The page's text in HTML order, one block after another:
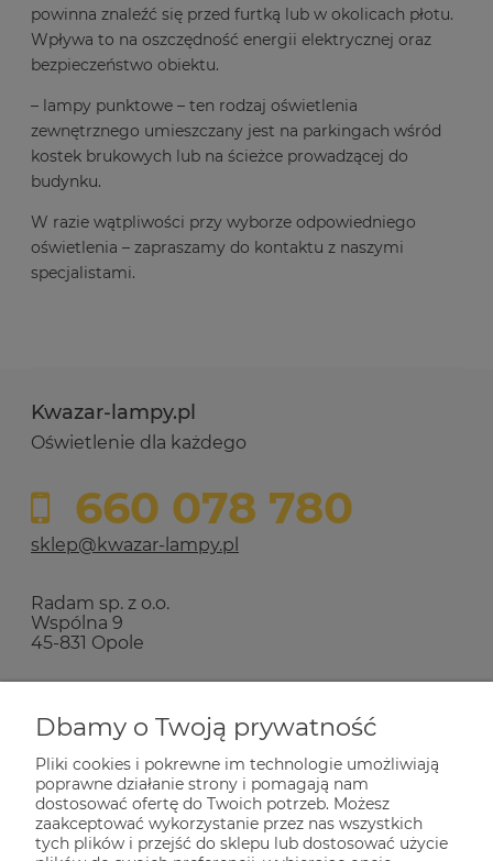
powinna znaleźć się przed furtką lub w okolicach płotu.
Wpływa to na oszczędność energii elektrycznej oraz
bezpieczeństwo obiektu.
– lampy punktowe – ten rodzaj oświetlenia
zewnętrznego umieszczany jest na parkingach wśród
kostek brukowych lub na ścieżce prowadzącej do
budynku.
W razie wątpliwości przy wyborze odpowiedniego
oświetlenia – zapraszamy do kontaktu z naszymi
specjalistami.
Kwazar-lampy.pl
Oświetlenie dla każdego
660 078 780
sklep@kwazar-lampy.pl
Radam sp. z o.o.
Wspólna 9
45-831 Opole
Zakupy
Pomoc
Dla Ciebie
Dbamy o Twoją prywatność
Pliki cookies i pokrewne im technologie umożliwiają
poprawne działanie strony i pomagają nam
dostosować ofertę do Twoich potrzeb. Możesz
zaakceptować wykorzystanie przez nas wszystkich
tych plików i przejść do sklepu lub dostosować użycie